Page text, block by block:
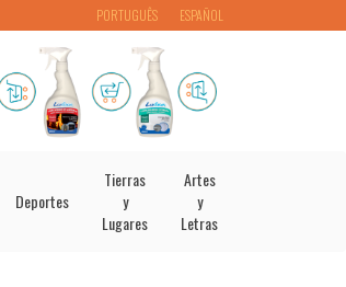
PORTUGUÊS ESPAÑOL
Deportes
Tierras
y
Lugares
Artes
y
Letras